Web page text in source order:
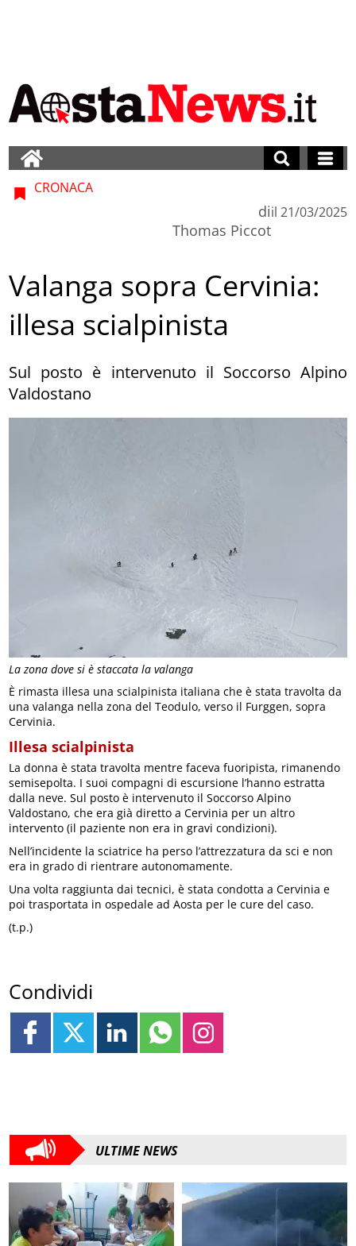
La zona dove si è staccata la valanga
CRONACA
di
Thomas Piccot
il 21/03/2025
Valanga sopra Cervinia:
illesa scialpinista
Sul posto è intervenuto il Soccorso Alpino
Valdostano
È rimasta illesa una scialpinista italiana che è stata travolta da
una valanga nella zona del Teodulo, verso il Furggen, sopra
Cervinia.
Illesa scialpinista
La donna è stata travolta mentre faceva fuoripista, rimanendo
semisepolta. I suoi compagni di escursione l’hanno estratta
dalla neve. Sul posto è intervenuto il Soccorso Alpino
Valdostano, che era già diretto a Cervinia per un altro
intervento (il paziente non era in gravi condizioni).
Nell’incidente la sciatrice ha perso l’attrezzatura da sci e non
era in grado di rientrare autonomamente.
Una volta raggiunta dai tecnici, è stata condotta a Cervinia e
poi trasportata in ospedale ad Aosta per le cure del caso.
(t.p.)
Condividi
ULTIME NEWS